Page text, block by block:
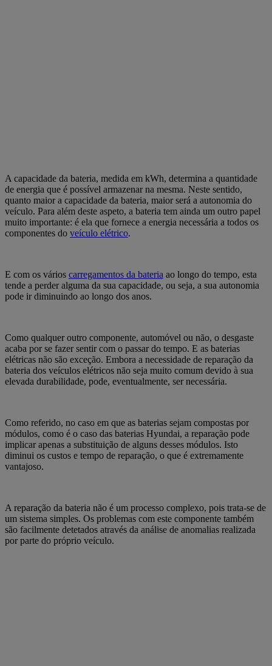
A capacidade da bateria, medida em kWh, determina a quantidade
de energia que é possível armazenar na mesma. Neste sentido,
quanto maior a capacidade da bateria, maior será a autonomia do
veículo. Para além deste aspeto, a bateria tem ainda um outro papel
muito importante: é ela que fornece a energia necessária a todos os
componentes do veículo elétrico.
E com os vários carregamentos da bateria ao longo do tempo, esta
tende a perder alguma da sua capacidade, ou seja, a sua autonomia
pode ir diminuindo ao longo dos anos.
Como qualquer outro componente, automóvel ou não, o desgaste
acaba por se fazer sentir com o passar do tempo. E as baterias
elétricas não são exceção. Embora a necessidade de reparação da
bateria dos veículos elétricos não seja muito comum devido à sua
elevada durabilidade, pode, eventualmente, ser necessária.
Como referido, no caso em que as baterias sejam compostas por
módulos, como é o caso das baterias Hyundai, a reparação pode
implicar apenas a substituição de alguns desses módulos. Isto
diminui os custos e tempo de reparação, o que é extremamente
vantajoso.
A reparação da bateria não é um processo complexo, pois trata-se de
um sistema simples. Os problemas com este componente também
são facilmente detetados através da análise de anomalias realizada
por parte do próprio veículo.